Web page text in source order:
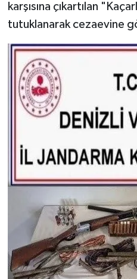
karşısına çıkartılan
tutuklanarak cezaevine